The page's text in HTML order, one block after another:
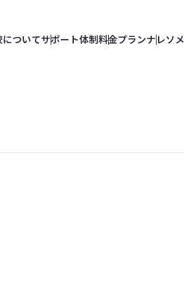
についてサポート体制料金プランナレソメ